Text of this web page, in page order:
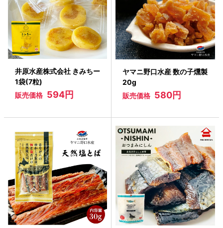
井原水産株式会社 きみちー
1袋(7粒)
販売価格 594円
ヤマニ野口水産 数の子燻製
20g
販売価格 580円